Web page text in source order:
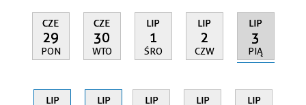
CZE
29
PON
CZE
30
WTO
LIP
1
ŚRO
LIP
2
CZW
LIP
3
PIĄ
LIP LIP LIP LIP LIP